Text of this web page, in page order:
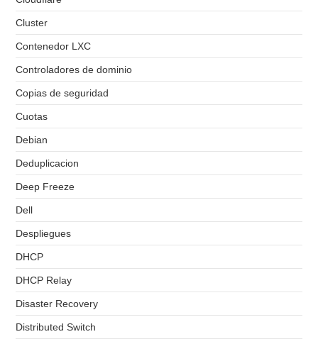
Cluster
Contenedor LXC
Controladores de dominio
Copias de seguridad
Cuotas
Debian
Deduplicacion
Deep Freeze
Dell
Despliegues
DHCP
DHCP Relay
Disaster Recovery
Distributed Switch